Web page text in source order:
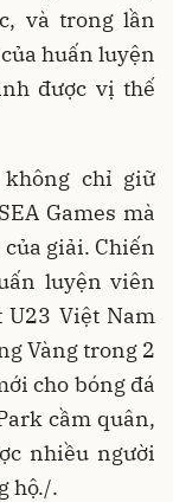
và trong lần
huấn luyện
được vị thế
chỉ giữ
Games mà
giải. Chiến
luyện viên
U23 Việt Nam
Vàng trong 2
cho bóng đá
cầm quân,
nhiều người
hộ./.